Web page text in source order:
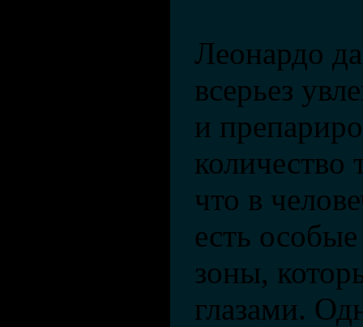
Леонардо
всерьез
и
количество
что в
есть
зоны,
глазами.